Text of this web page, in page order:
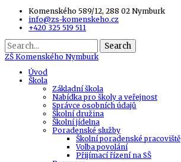
Komenského 589/12, 288 02 Nymburk
info@zs-komenskeho.cz
+420 325 519 511
Search
ZŠ Komenského Nymburk
Úvod
Škola
Základní škola
Nabídka pro školy a veřejnost
Správce osobních údajů
Školní družina
Školní jídelna
Poradenské služby
Školní poradenské pracoviště
Volba povolání
Přijímací řízení na SŠ